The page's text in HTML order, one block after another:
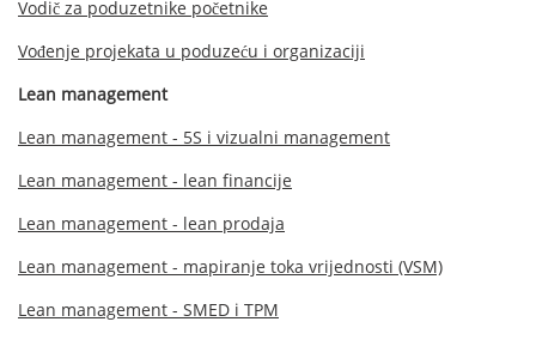
Vodič za poduzetnike početnike
Vođenje projekata u poduzeću i organizaciji
Lean management
Lean management - 5S i vizualni management
Lean management - lean financije
Lean management - lean prodaja
Lean management - mapiranje toka vrijednosti (VSM)
Lean management - SMED i TPM